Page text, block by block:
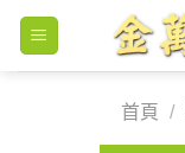
Skip
content
首頁
/